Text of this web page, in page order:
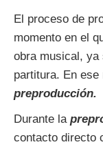
El proceso de
momento en el
obra musical, ya
partitura. En
preproducción.
Durante la
contacto directo